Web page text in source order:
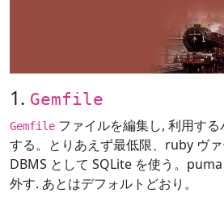
1. Gemfile
Gemfile ファイルを編集し, 利用す
する。とりあえず最低限、ruby ヴ
DBMS として SQLite を使う。
外す. あとはデフォルトどおり。